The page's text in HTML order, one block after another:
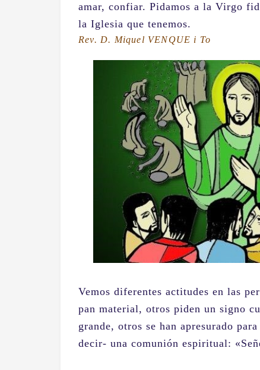
amar, confiar. Pidamos a la Virgo
la Iglesia que tenemos.
Rev. D. Miquel VENQUE i To
Vemos diferentes actitudes en las
pan material, otros piden un signo
grande, otros se han apresurado
decir- una comunión espiritual: